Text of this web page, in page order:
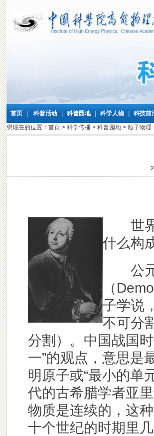
首页 科普活动 科普园地 科学人物 科技前
您现在的位置： 首页> 科学传播> 科普园地> 粒子物理
世界
什么构
公元
（
子学说
不可分
分割）。中国战国
一”的观点，意思是
明原子或“最小的单
代的古希腊学者亚
物质是连续的，这
十个世纪的时期里